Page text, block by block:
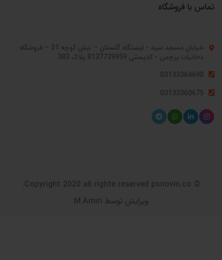
تماس با فروشگاه
خیابان مسجد سید - ایستگاه گلستان – نبش کوچه 21 – فروشگاه
دخانیات پرچمی - کدپستی 8137739959 پلاک 383
03133364698
03133360675
© Copyright 2020 all righte reserved psnovin.co.
ویرایش توسط M.Amiri